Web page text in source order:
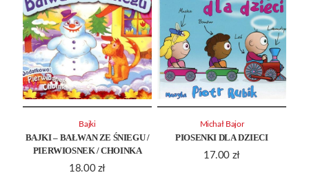
BAJKI – BAŁWAN ZE ŚNIEGU /
PIERWIOSNEK / CHOINKA
18.00 zł
Bajki
PIOSENKI DLA DZIECI
17.00 zł
Michał Bajor